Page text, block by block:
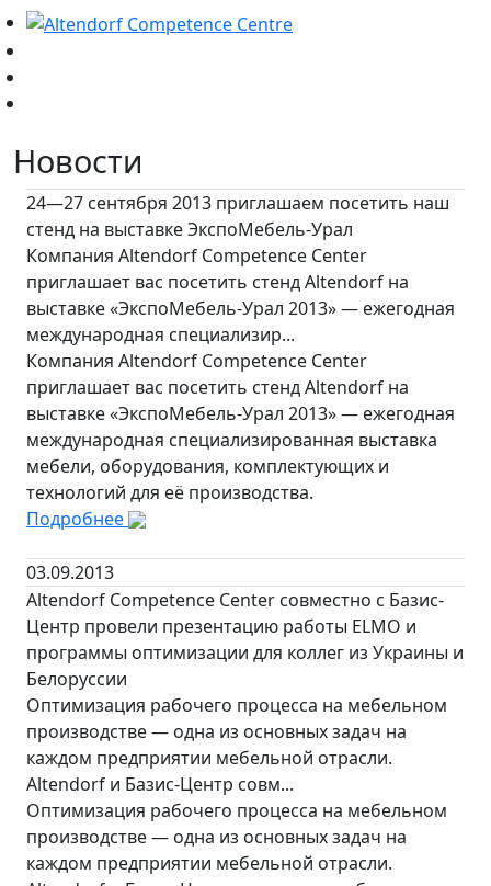
Новости
24—27 сентября 2013 приглашаем посетить наш
стенд на выставке ЭкспоМебель-Урал
Компания Altendorf Competence Center
приглашает вас посетить стенд Altendorf на
выставке «ЭкспоМебель-Урал 2013» — ежегодная
международная специализир...
Компания Altendorf Competence Center
приглашает вас посетить стенд Altendorf на
выставке «ЭкспоМебель-Урал 2013» — ежегодная
международная специализированная выставка
мебели, оборудования, комплектующих и
технологий для её производства.
Подробнее
03.09.2013
Altendorf Competence Center совместно с Базис-
Центр провели презентацию работы ELMO и
программы оптимизации для коллег из Украины и
Белоруссии
Оптимизация рабочего процесса на мебельном
производстве — одна из основных задач на
каждом предприятии мебельной отрасли.
Altendorf и Базис-Центр совм...
Оптимизация рабочего процесса на мебельном
производстве — одна из основных задач на
каждом предприятии мебельной отрасли.